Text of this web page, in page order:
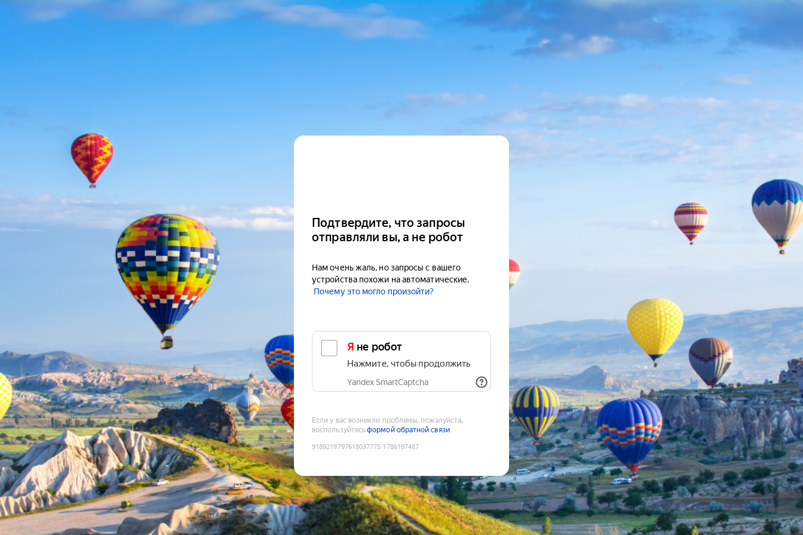
Подтвердите, что запросы
отправляли вы, а не робот
Нам очень жаль, но запросы с вашего
устройства похожи на автоматические.
Почему это могло произойти?
Я не робот
Нажмите, чтобы продолжить
Yandex SmartCaptcha
Если у вас возникли проблемы, пожалуйста,
воспользуйтесьформой обратной связи
9189219797618037775:1786197487